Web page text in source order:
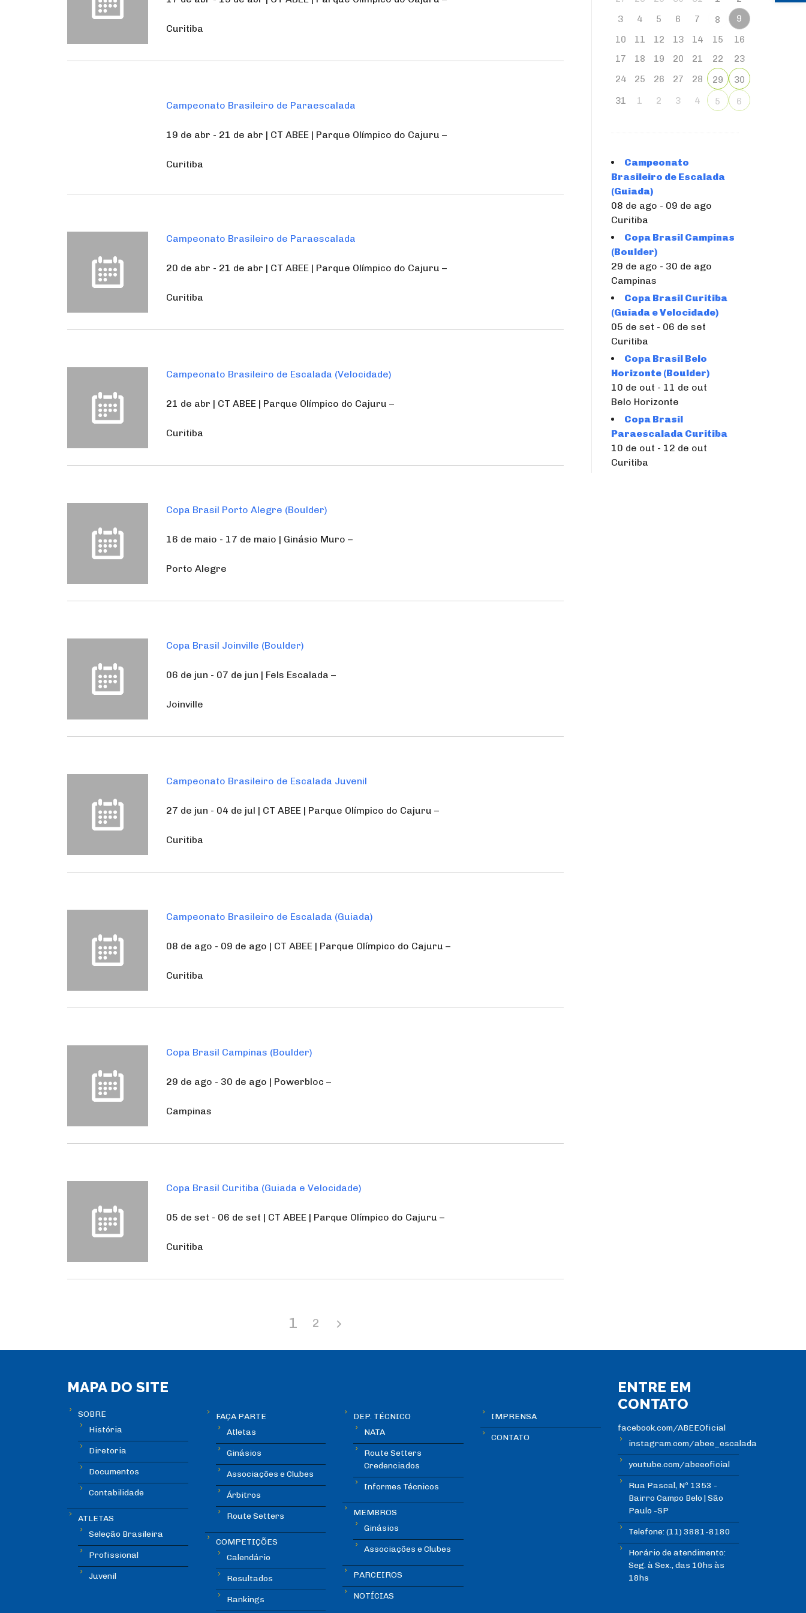
Curitiba
Campeonato Brasileiro de Paraescalada
19 de abr - 21 de abr | CT ABEE | Parque Olímpico do Cajuru –
Curitiba
Campeonato Brasileiro de Paraescalada
20 de abr - 21 de abr | CT ABEE | Parque Olímpico do Cajuru –
Curitiba
Campeonato Brasileiro de Escalada (Velocidade)
21 de abr | CT ABEE | Parque Olímpico do Cajuru –
Curitiba
Copa Brasil Porto Alegre (Boulder)
16 de maio - 17 de maio | Ginásio Muro –
Porto Alegre
Copa Brasil Joinville (Boulder)
06 de jun - 07 de jun | Fels Escalada –
Joinville
Campeonato Brasileiro de Escalada Juvenil
27 de jun - 04 de jul | CT ABEE | Parque Olímpico do Cajuru –
Curitiba
Campeonato Brasileiro de Escalada (Guiada)
08 de ago - 09 de ago | CT ABEE | Parque Olímpico do Cajuru –
Curitiba
Copa Brasil Campinas (Boulder)
29 de ago - 30 de ago | Powerbloc –
Campinas
Copa Brasil Curitiba (Guiada e Velocidade)
05 de set - 06 de set | CT ABEE | Parque Olímpico do Cajuru –
Curitiba
1 2
3
4 5 6 7 8
9
10
11 12 13 14 15
16
17
18 19 20 21 22
23
24
25 26 27 28 29
30
31
1 2 3 4 5 6
Campeonato
Brasileiro de Escalada
(Guiada)
08 de ago - 09 de ago
Curitiba
Copa Brasil Campinas
(Boulder)
29 de ago - 30 de ago
Campinas
Copa Brasil Curitiba
(Guiada e Velocidade)
05 de set - 06 de set
Curitiba
Copa Brasil Belo
Horizonte (Boulder)
10 de out - 11 de out
Belo Horizonte
Copa Brasil
Paraescalada Curitiba
10 de out - 12 de out
Curitiba
MAPA DO SITE
SOBRE
História
Diretoria
Documentos
Contabilidade
ATLETAS
Seleção Brasileira
Profissional
Juvenil
FAÇA PARTE
Atletas
Ginásios
Associações e Clubes
Árbitros
Route Setters
COMPETIÇÕES
Calendário
Resultados
Rankings
DEP. TÉCNICO
NATA
Route Setters
Credenciados
Informes Técnicos
MEMBROS
Ginásios
Associações e Clubes
PARCEIROS
NOTÍCIAS
IMPRENSA
CONTATO
ENTRE EM
CONTATO
facebook.com/ABEEOficial
instagram.com/abee_escalada
youtube.com/abeeoficial
Rua Pascal, Nº 1353 -
Bairro Campo Belo | São
Paulo -SP
Telefone: (11) 3881-8180
Horário de atendimento:
Seg. à Sex., das 10hs às
18hs